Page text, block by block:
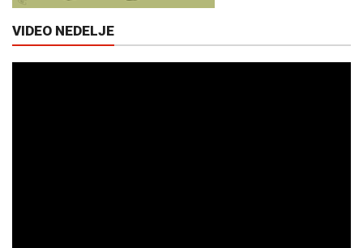
VIDEO NEDELJE